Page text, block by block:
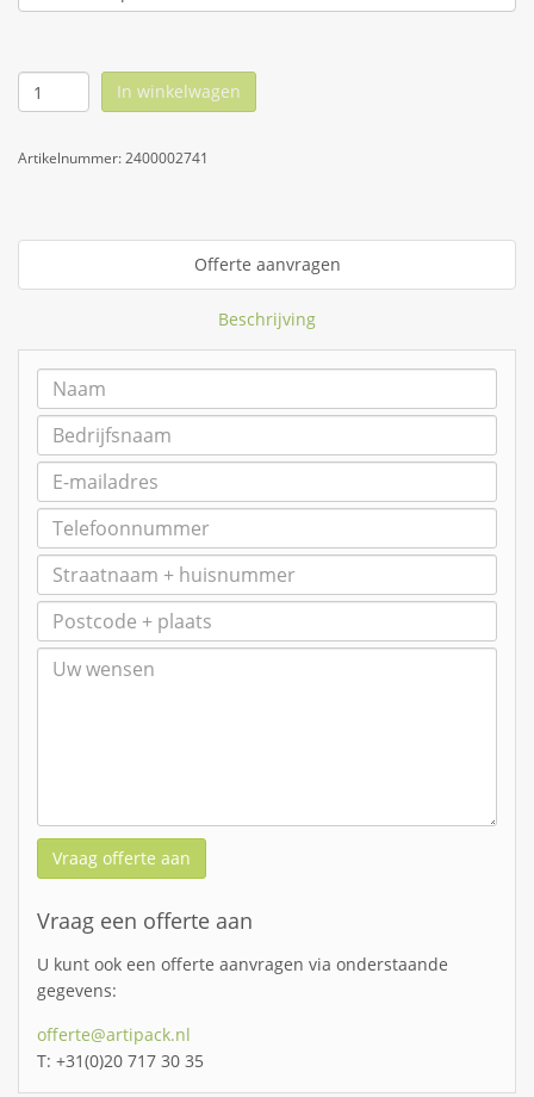
In winkelwagen
Artikelnummer:2400002741
Offerte aanvragen
Beschrijving
Vraag offerte aan
Vraag een offerte aan
U kunt ook een offerte aanvragen via onderstaande
gegevens:
offerte@artipack.nl
T: +31(0)20 717 30 35